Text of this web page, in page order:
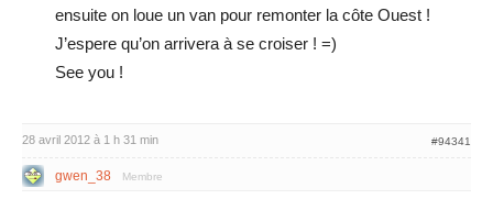
ensuite on loue un van pour remonter la côte Ouest !
J’espere qu’on arrivera à se croiser ! =)
See you !
28 avril 2012 à 1 h 31 min #94341
gwen_38 Membre